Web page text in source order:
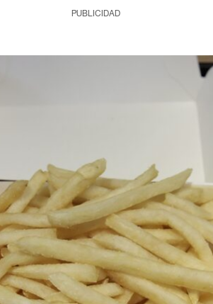
PUBLICIDAD